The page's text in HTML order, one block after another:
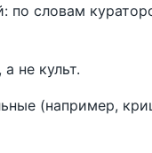
по словам
не культ.
(например,